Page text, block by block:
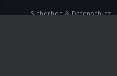
Sicherheit & Datenschutz